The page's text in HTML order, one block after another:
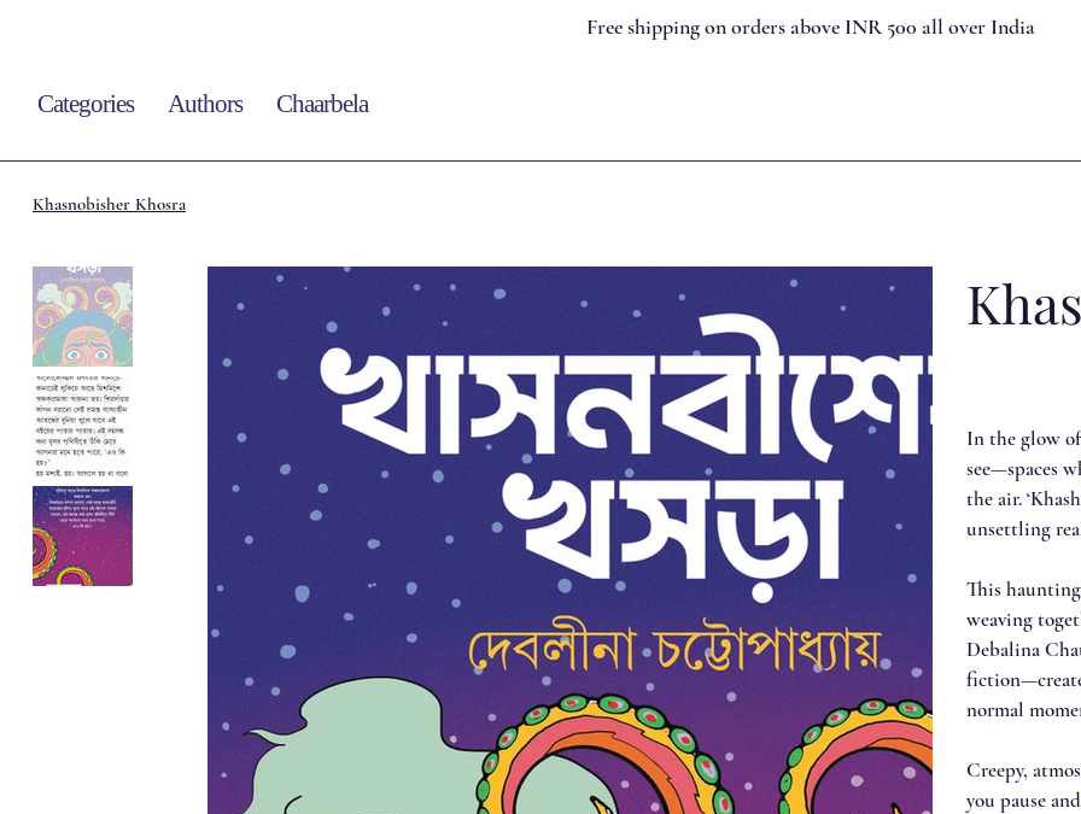
Free shipping on orders above INR 500 all over India
Categories Authors Chaarbela
Khasnobisher Khosra
In the glow
see—spaces
the air.
unsettling
This
weaving
Debalina
normal
Creepy,
you pause